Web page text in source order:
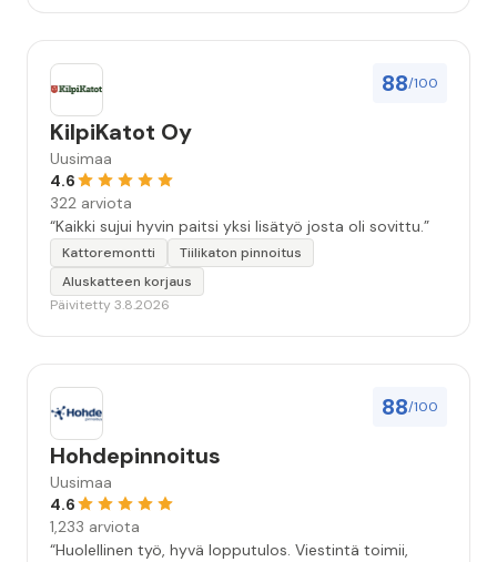
vuorokautta pihalle...kunnes naapuri uskaltautui
hommiin ja hyvä tulee. ”
88/100
KilpiKatot Oy
Uusimaa
4.6
322 arviota
“Kaikki sujui hyvin paitsi yksi lisätyö josta oli sovittu.”
Kattoremontti
Tiilikaton pinnoitus
Aluskatteen korjaus
Päivitetty 3.8.2026
88/100
Hohdepinnoitus
Uusimaa
4.6
1,233 arviota
“Huolellinen työ, hyvä lopputulos. Viestintä toimii,